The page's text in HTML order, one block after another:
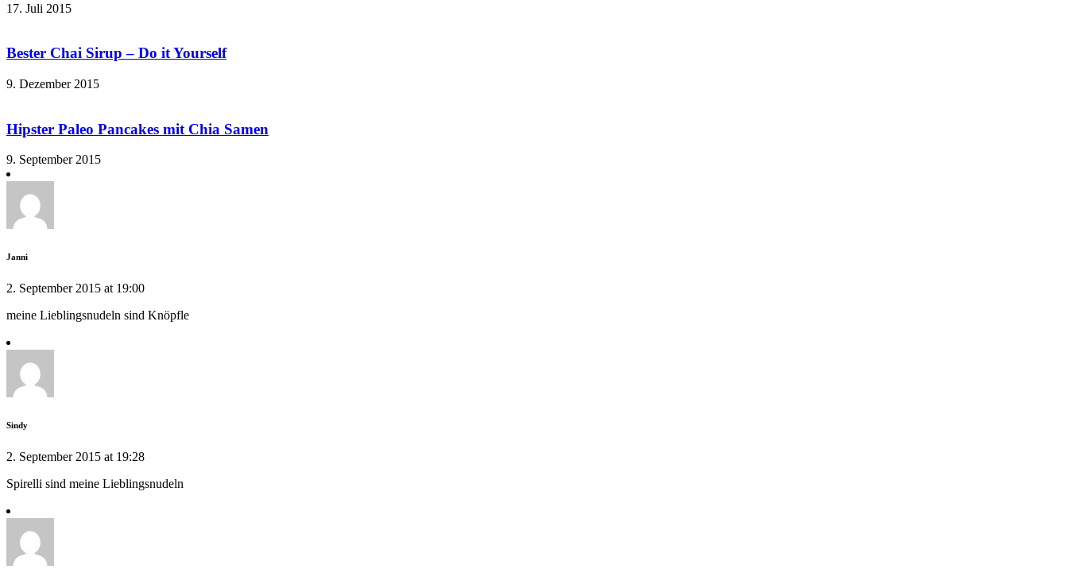
17. Juli 2015
Bester Chai Sirup – Do it Yourself
9. Dezember 2015
Hipster Paleo Pancakes mit Chia Samen
9. September 2015
Janni
2. September 2015 at 19:00
meine Lieblingsnudeln sind Knöpfle
Sindy
2. September 2015 at 19:28
Spirelli sind meine Lieblingsnudeln